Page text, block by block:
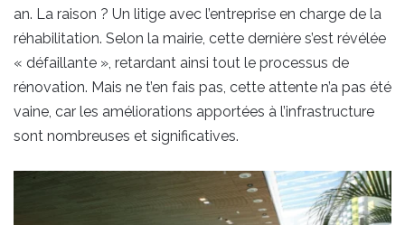
an. La raison ? Un litige avec l’entreprise en charge de la
réhabilitation. Selon la mairie, cette dernière s’est révélée
« défaillante », retardant ainsi tout le processus de
rénovation. Mais ne t’en fais pas, cette attente n’a pas été
vaine, car les améliorations apportées à l’infrastructure
sont nombreuses et significatives.